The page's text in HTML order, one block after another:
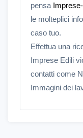
pensa
le molteplici
caso tuo.
Effettua una
Imprese Edili
contatti come
Immagini dei